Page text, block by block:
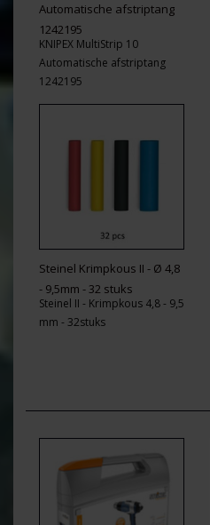
Automatische afstriptang
1242195
KNIPEX MultiStrip 10
Automatische afstriptang
1242195
Steinel Krimpkous II - Ø 4,8
- 9,5mm - 32 stuks
Steinel II - Krimpkous 4,8 - 9,5
mm - 32stuks